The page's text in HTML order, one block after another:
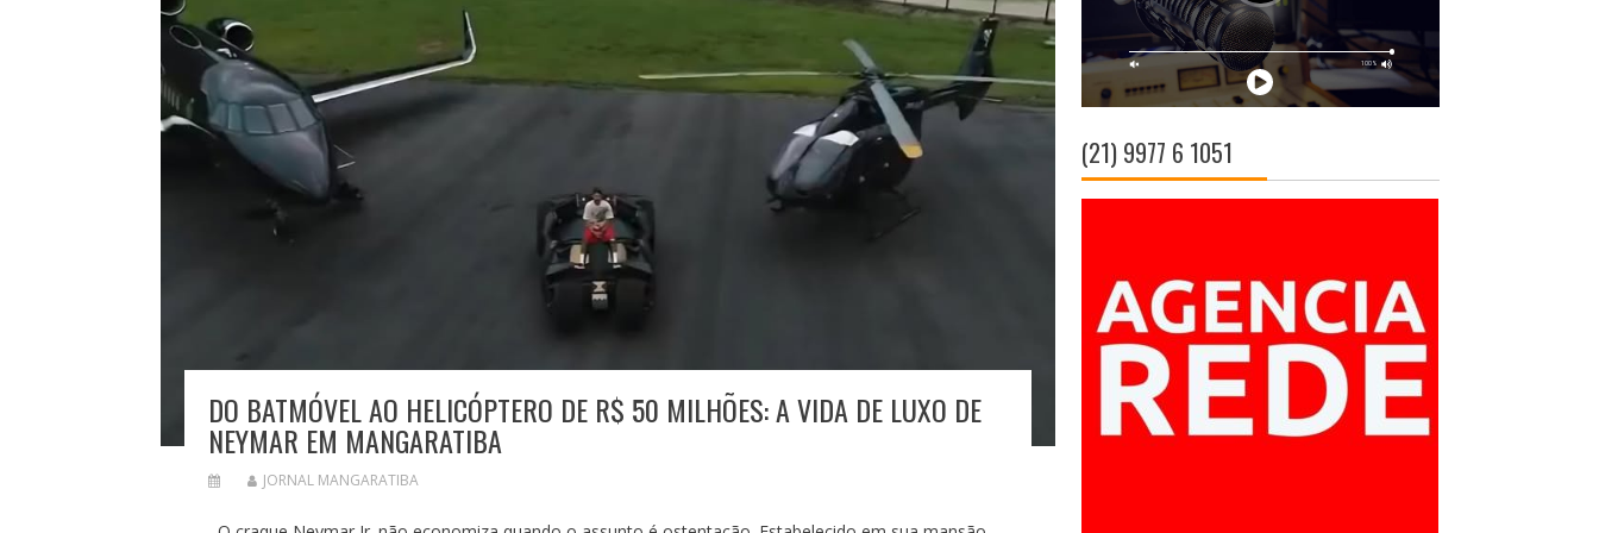
DO BATMÓVEL AO HELICÓPTERO DE R$ 50 MILHÕES: A VIDA DE LUXO DE
NEYMAR EM MANGARATIBA
JORNAL MANGARATIBA
(21) 9977 6 1051